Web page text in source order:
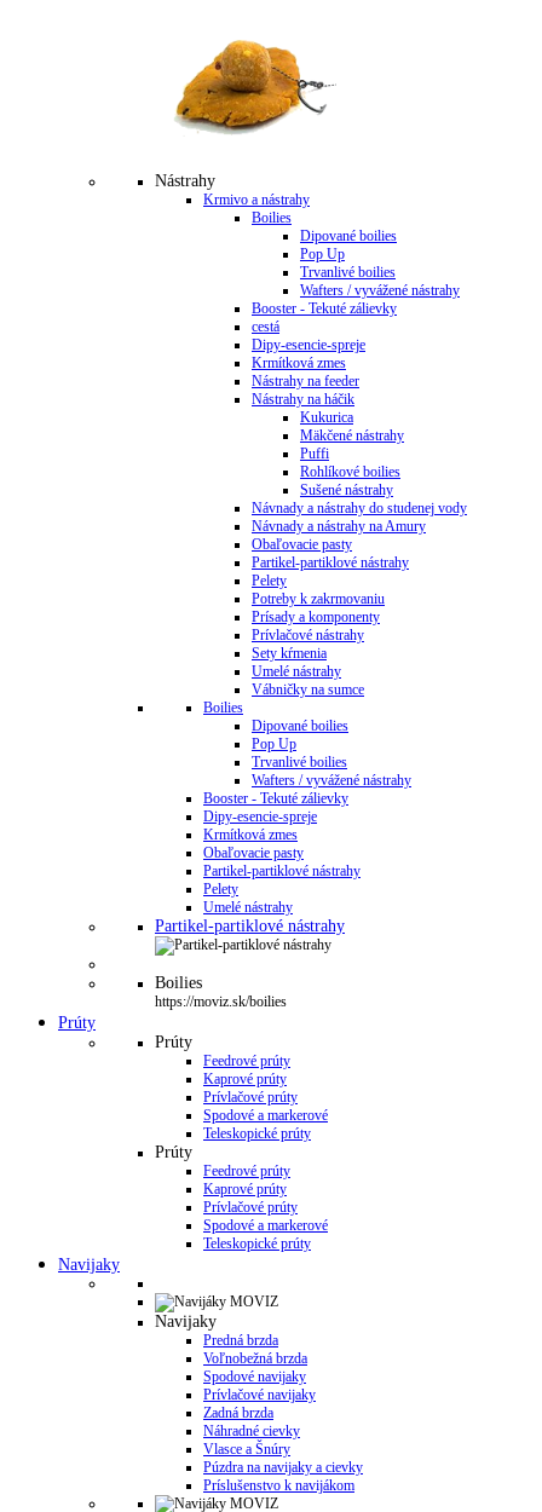
Nástrahy
Krmivo a nástrahy
Boilies
Dipované boilies
Pop Up
Trvanlivé boilies
Wafters / vyvážené nástrahy
Booster - Tekuté zálievky
cestá
Dipy-esencie-spreje
Krmítková zmes
Nástrahy na feeder
Nástrahy na háčik
Kukurica
Mäkčené nástrahy
Puffi
Rohlíkové boilies
Sušené nástrahy
Návnady a nástrahy do studenej vody
Návnady a nástrahy na Amury
Obaľovacie pasty
Partikel-partiklové nástrahy
Pelety
Potreby k zakrmovaniu
Prísady a komponenty
Prívlačové nástrahy
Sety kŕmenia
Umelé nástrahy
Vábničky na sumce
Boilies
Dipované boilies
Pop Up
Trvanlivé boilies
Wafters / vyvážené nástrahy
Booster - Tekuté zálievky
Dipy-esencie-spreje
Krmítková zmes
Obaľovacie pasty
Partikel-partiklové nástrahy
Pelety
Umelé nástrahy
Partikel-partiklové nástrahy
Boilies
https://moviz.sk/boilies
Prúty
Prúty
Feedrové prúty
Kaprové prúty
Prívlačové prúty
Spodové a markerové
Teleskopické prúty
Prúty
Feedrové prúty
Kaprové prúty
Prívlačové prúty
Spodové a markerové
Teleskopické prúty
Navijaky
Navijaky
Predná brzda
Voľnobežná brzda
Spodové navijaky
Prívlačové navijaky
Zadná brzda
Náhradné cievky
Vlasce a Šnúry
Púzdra na navijaky a cievky
Príslušenstvo k navijákom